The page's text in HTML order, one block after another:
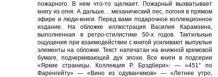
пожарного. В нем что-то щелкает. Пожарный выхватывает
книгу из огня. А дальше… механический пес, погоня в прямом
эфире и люди-книги. Перед вами подарочное коллекционное
издание. На обложке иллюстрация Василия Карамзина,
выполненная в ретро-стилистике 50-х годов. Тактильные
ощущения при взаимодействии с книгой усиливают выпуклые
элементы на обложке. Текст напечатан на книжной кремовой
бумаге, подчеркивающей дух эпохи. Все книги в подсерии
«Яркие страницы. Коллекция Р. Брэдбери»: — «451° по
Фаренгейту» — «Вино из одуванчиков» — «Летнее утро,